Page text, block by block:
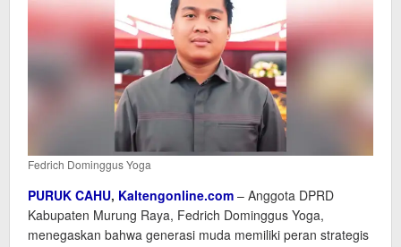
Fedrich Dominggus Yoga
PURUK CAHU, Kaltengonline.com – Anggota DPRD
Kabupaten Murung Raya, Fedrich Dominggus Yoga,
menegaskan bahwa generasi muda memiliki peran strategis